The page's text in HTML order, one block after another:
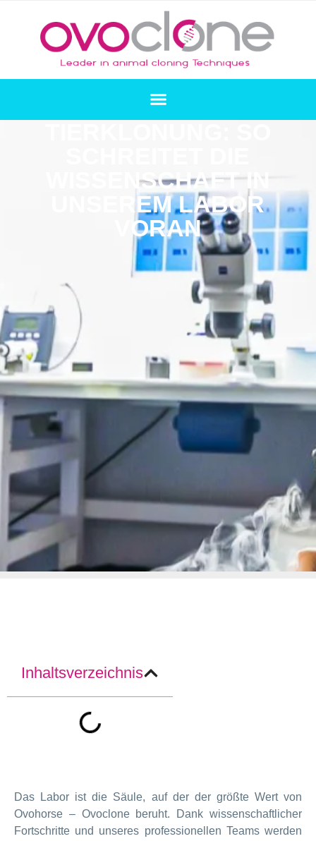
WISSENSCHAFT IN
UNSEREM LABOR
VORAN
Inhaltsverzeichnis
Das Labor ist die Säule, auf der der größte Wert von
Ovohorse – Ovoclone beruht. Dank wissenschaftlicher
Fortschritte und unseres professionellen Teams werden